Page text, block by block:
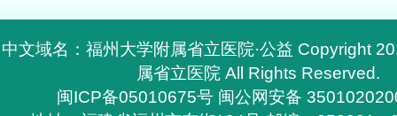
中文域名：福州大学附属省立医院·公益 Copyright
属省立医院 All Rights Reserved.
闽ICP备05010675号 闽公网安备